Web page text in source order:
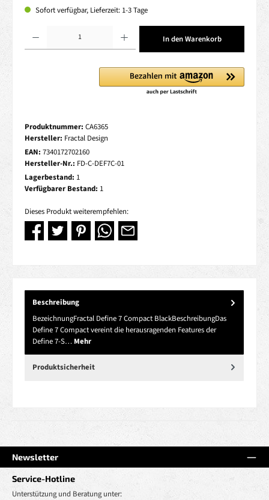
Sofort verfügbar, Lieferzeit: 1-3 Tage
In den Warenkorb
Produktnummer: CA6365
Hersteller: Fractal Design
EAN: 7340172702160
Hersteller-Nr.: FD-C-DEF7C-01
Lagerbestand: 1
Verfügbarer Bestand: 1
Dieses Produkt weiterempfehlen:
Beschreibung
BezeichnungFractal Define 7 Compact BlackBeschreibungDas
Define 7 Compact vereint die herausragenden Features der
Define 7-S… Mehr
Produktsicherheit
Newsletter
Service-Hotline
Unterstützung und Beratung unter: